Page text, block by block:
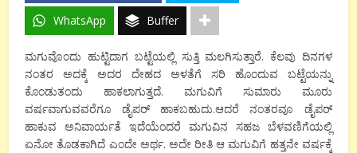
WhatsApp Buffer
ಮಗುವೊಂದು ಹುಟ್ಟಿದಾಗ ಬಟ್ಟೆಯಲ್ಲಿ ಸುತ್ತಿ ಮಲಗಿಸುತ್ತಾರೆ. ಕೆಲವು ದಿನಗಳ
ನಂತರ ಅದಕ್ಕೆ ಅದರ ದೇಹದ ಅಳತೆಗೆ ಸರಿ ಹೊಂದುವ ಬಟ್ಟೆಯನ್ನು
ಕೊಂಡುತಂದು ಹಾಕಲಾಗುತ್ತದೆ. ಮಗುವಿಗೆ ಸುಮಾರು ಮೂರು
ವರ್ಷವಾಗುವವರೆಗೂ ಡೈಪರ್ ಹಾಕಬಹುದು.ಆದರೆ ನಂತರವೂ ಡೈಪರ್
ಹಾಕುವ ಅನಿವಾರ್ಯತೆ ಇದೆಯೆಂದರೆ ಮಗುವಿನ ಸಹಜ ಬೆಳವಣಿಗೆಯಲ್ಲಿ
ಏನೋ ತೊಡಕಾಗಿದೆ ಎಂದೇ ಅರ್ಥ. ಅದೇ ರೀತಿ ಆ ಮಗುವಿಗೆ ಹತ್ತನೇ ವರ್ಷಕ್ಕೆ